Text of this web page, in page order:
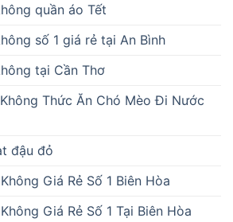
quần áo Tết
số 1 giá rẻ tại An Bình
tại Cần Thơ
Thức Ăn Chó Mèo Đi Nước
đậu đỏ
Giá Rẻ Số 1 Biên Hòa
Giá Rẻ Số 1 Tại Biên Hòa